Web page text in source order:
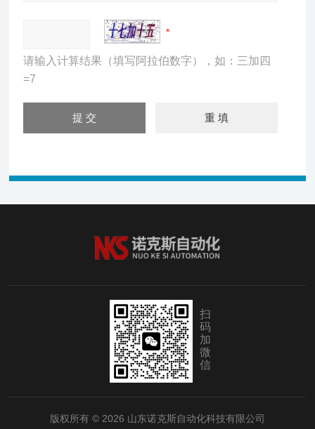
请输入计算结果（填写阿拉伯数字），如：三加四
=7
扫
码
加
微
信
版权所有 © 2026 山东诺克斯自动化科技有限公司